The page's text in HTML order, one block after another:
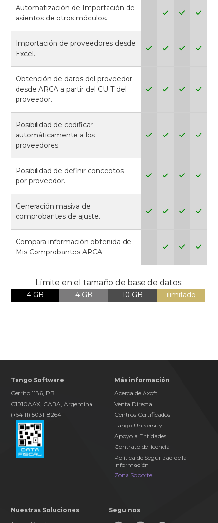
11 5031-8264
Automatización de Importación de
asientos de otros módulos.
Importación de proveedores desde
Excel.
Obtención de datos del proveedor
desde ARCA a partir del CUIT del
proveedor.
Posibilidad de codificar
automáticamente a los
proveedores.
Posibilidad de definir conceptos
por proveedor.
Generación masiva de
comprobantes de ajuste.
Compara información obtenida de
Mis Comprobantes ARCA
Límite en el tamaño de base de datos:
4 GB 4 GB 10 GB ilimitado
Tango Software
Cerrito 1186, PB
C1010AAX, CABA, Argentina
(+54 11) 5031-8264
Más información
Acerca de Axoft
Venta Directa
Centros Certificados
Tango University
Apoyo a Entidades
Contrato de licencia
Política de Seguridad de la
Información
Zona Soporte
Nuestras Soluciones
Seguinos